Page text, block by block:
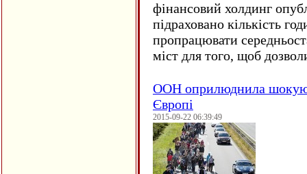
фінансовий холдинг
підраховано кількість
пропрацювати
міст для того, щоб
ООН оприлюднила
Європі
2015-09-22 06:39:49